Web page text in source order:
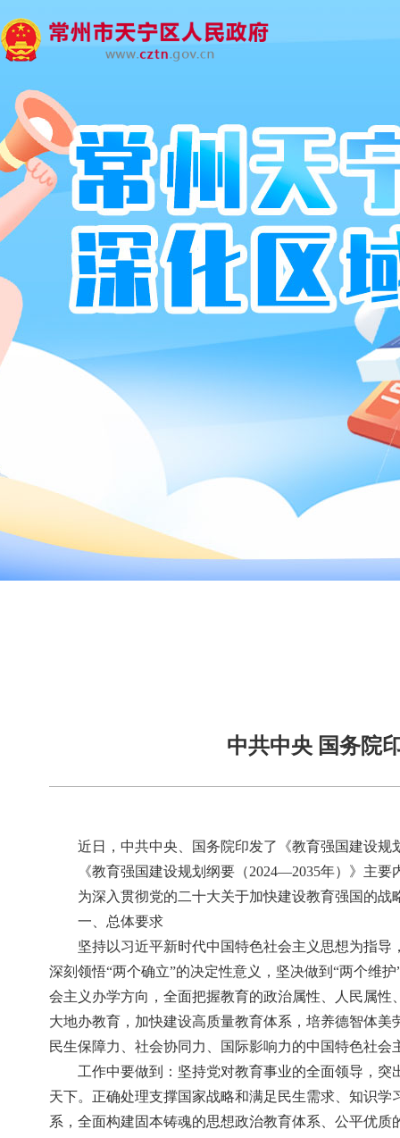
中共中央 国务院
近日，中共中央、国务院印发了《教育强国建设
《教育强国建设规划纲要（2024—2035年）》主要
为深入贯彻党的二十大关于加快建设教育强国的战
一、总体要求
坚持以习近平新时代中国特色社会主义思想为指
深刻领悟“两个确立”的决定性意义，坚决做到“两个维
会主义办学方向，全面把握教育的政治属性、人民属
大地办教育，加快建设高质量教育体系，培养德智体
民生保障力、社会协同力、国际影响力的中国特色社
工作中要做到：坚持党对教育事业的全面领导，
天下。正确处理支撑国家战略和满足民生需求、知识
系，全面构建固本铸魂的思想政治教育体系、公平优